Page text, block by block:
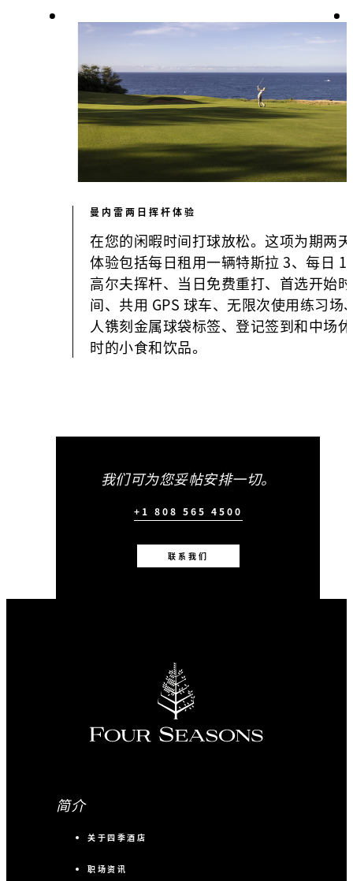
曼内雷两日挥杆体验
在您的闲暇时间打球放松。这项为期两
体验包括每日租用一辆特斯拉 3、每日
高尔夫挥杆、当日免费重打、首选开始时
间、共用 GPS 球车、无限次使用练习场
人镌刻金属球袋标签、登记签到和中场
时的小食和饮品。
我们可为您妥帖安排一切。
+1 808 565 4500
联系我们
简介
关于四季酒店
职场资讯